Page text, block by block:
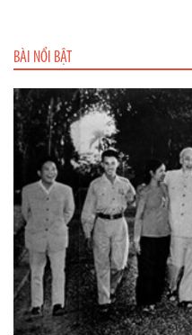
BÀI NỔI BẬT